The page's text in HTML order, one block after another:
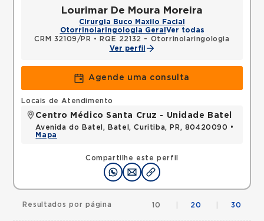
Lourimar De Moura Moreira
Cirurgia Buco Maxilo Facial
Otorrinolaringologia Geral Ver todas
CRM 32109/PR •
RQE 22132 - Otorrinolaringologia
Ver perfil
Agende uma consulta
Compartilhe este perfil
Locais de Atendimento
Centro Médico Santa Cruz - Unidade Batel
Avenida do Batel, Batel, Curitiba, PR, 80420090 •
Mapa
Resultados por página 10 20 30